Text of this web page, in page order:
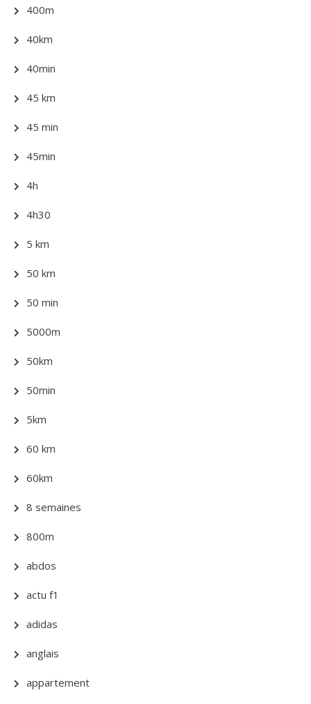
400m
40km
40min
45 km
45 min
45min
4h
4h30
5 km
50 km
50 min
5000m
50km
50min
5km
60 km
60km
8 semaines
800m
abdos
actu f1
adidas
anglais
appartement